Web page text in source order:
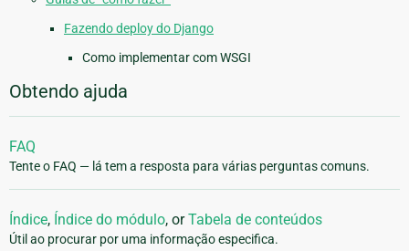
Fazendo deploy do Django
Como implementar com WSGI
Obtendo ajuda
FAQ
Tente o FAQ — lá tem a resposta para várias perguntas comuns.
Índice, Índice do módulo, orTabela de conteúdos
Útil ao procurar por uma informação especifica.